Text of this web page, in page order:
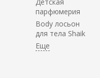
парфюмерия
Body лосьон
для тела Shaik